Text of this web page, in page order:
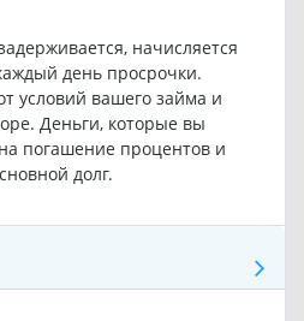
начисляется
день просрочки.
условий вашего займа и
Деньги, которые вы
погашение процентов и
долг.